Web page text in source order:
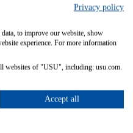
Produkte und Services
den Shop an: Erstellen von
für den Shop, Arbeiten
eines Produkts
der Anforderung
Privacy policy
to improve our website, show
experience. For more information
websites of "USU", including: usu.com.
Accept all